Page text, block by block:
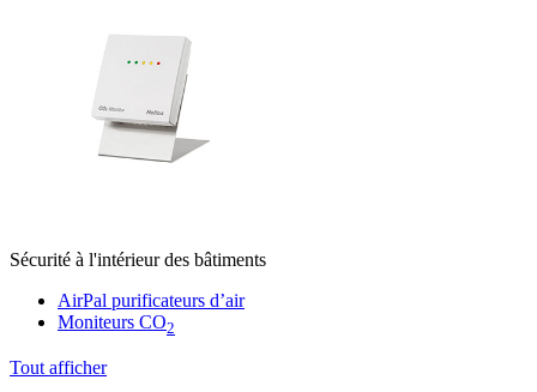
Sécurité à l'intérieur des bâtiments
AirPal purificateurs d’air
Moniteurs CO2
Tout afficher